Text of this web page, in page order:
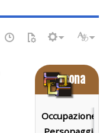
Persona
Occupazione: